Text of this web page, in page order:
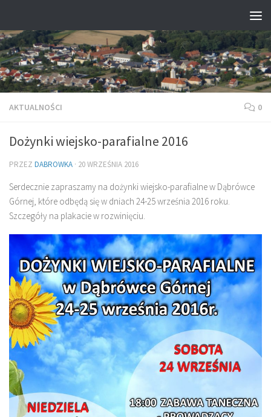
AKTUALNOŚCI 0
Dożynki wiejsko-parafialne 2016
PRZEZ DABROWKA · 20 WRZEŚNIA 2016
Serdecznie zapraszamy na dożynki wiejsko-parafialne w Dąbrówce
Górnej, które odbędą się w dniach 24-25 września 2016 roku.
Szczegóły na plakacie w rozwinięciu.